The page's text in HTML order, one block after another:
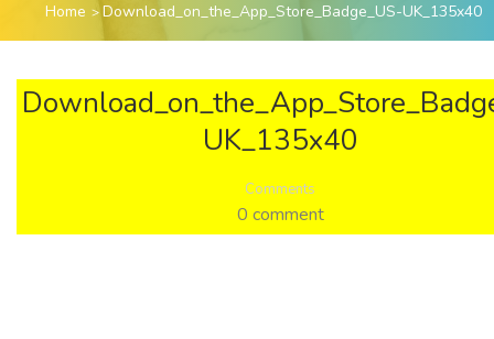
Home Download_on_the_App_Store_Badge_US-UK_135x40
UK_135x40
Comments
0 comment